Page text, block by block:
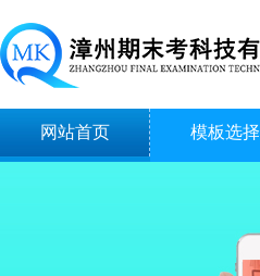
网站首页 模板选择